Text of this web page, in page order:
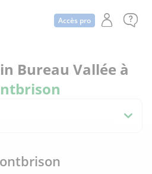
Accès pro
Bureau Vallée à